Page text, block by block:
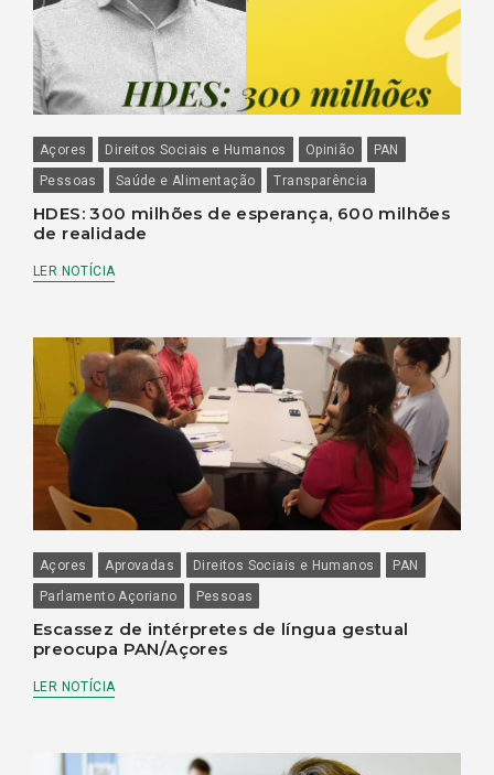
Açores Direitos Sociais e Humanos Opinião
PAN
Pessoas
Saúde e Alimentação Transparência
HDES: 300 milhões de esperança, 600 milhões
de realidade
LER NOTÍCIA
Açores Aprovadas Direitos Sociais e Humanos
PAN
Parlamento Açoriano
Pessoas
Escassez de intérpretes de língua gestual
preocupa PAN/Açores
LER NOTÍCIA